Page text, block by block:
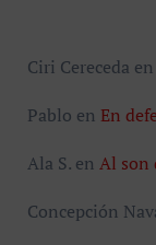
Ciri Cereceda en
Pablo en En
Ala S.en Al son
Concepción